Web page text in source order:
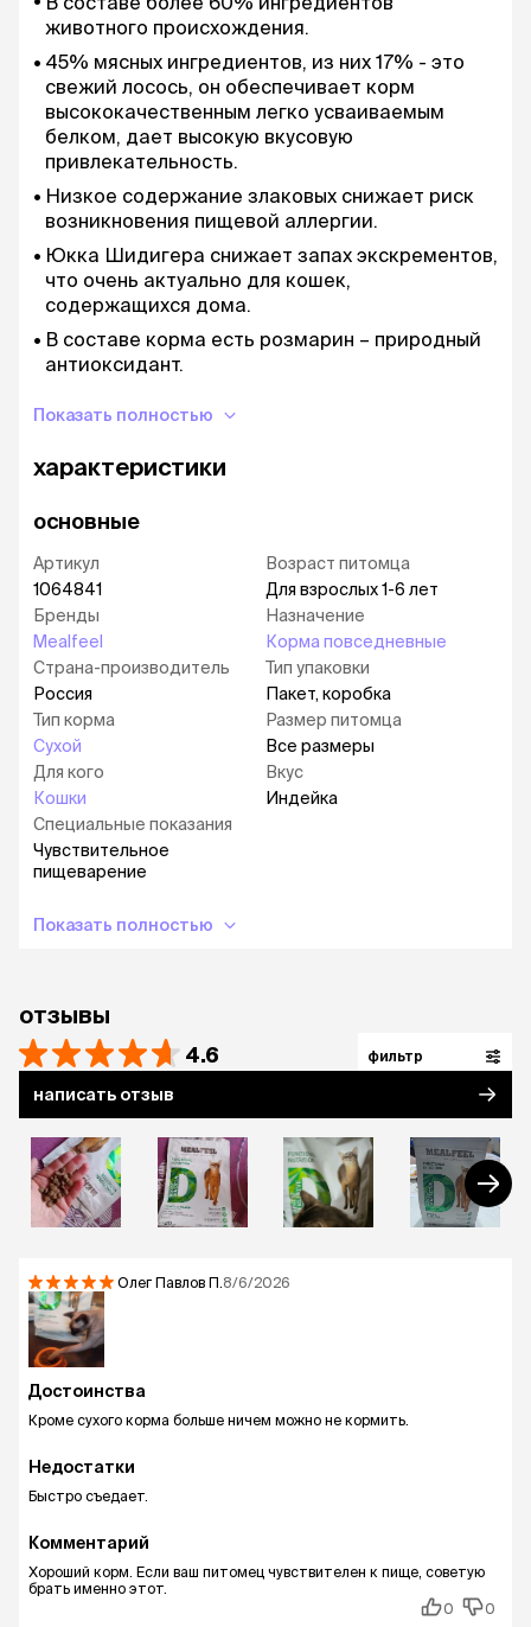
животного происхождения.
45% мясных ингредиентов, из них 17% - это
свежий лосось, он обеспечивает корм
высококачественным легко усваиваемым
белком, дает высокую вкусовую
привлекательность.
Низкое содержание злаковых снижает риск
возникновения пищевой аллергии.
Юкка Шидигера снижает запах экскрементов,
что очень актуально для кошек,
содержащихся дома.
В составе корма есть розмарин – природный
антиоксидант.
вывода шерсти, профилактика мочекаменной
Семена льна и Омега делают шерсть мягкой и
индивидуальные особенности кошек.
Показать полностью
характеристики
основные
Артикул
1064841
Бренды
Mealfeel
Страна-производитель
Россия
Тип корма
Сухой
Для кого
Кошки
Специальные показания
Чувствительное
пищеварение
Возраст питомца
Для взрослых 1-6 лет
Назначение
Корма повседневные
Тип упаковки
Пакет, коробка
Размер питомца
Все размеры
Вкус
Индейка
Показать полностью
отзывы
4.6 фильтр
написать отзыв
Олег Павлов П. 8/6/2026
Достоинства
Кроме сухого корма больше ничем можно не кормить.
Недостатки
Быстро съедает.
Комментарий
Хороший корм. Если ваш питомец чувствителен к пище, советую
брать именно этот.
0
0